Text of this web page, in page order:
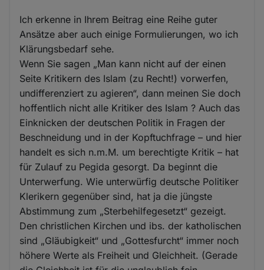
Ich erkenne in Ihrem Beitrag eine Reihe guter
Ansätze aber auch einige Formulierungen, wo ich
Klärungsbedarf sehe.
Wenn Sie sagen „Man kann nicht auf der einen
Seite Kritikern des Islam (zu Recht!) vorwerfen,
undifferenziert zu agieren“, dann meinen Sie doch
hoffentlich nicht alle Kritiker des Islam ? Auch das
Einknicken der deutschen Politik in Fragen der
Beschneidung und in der Kopftuchfrage – und hier
handelt es sich n.m.M. um berechtigte Kritik – hat
für Zulauf zu Pegida gesorgt. Da beginnt die
Unterwerfung. Wie unterwürfig deutsche Politiker
Klerikern gegenüber sind, hat ja die jüngste
Abstimmung zum „Sterbehilfegesetzt“ gezeigt.
Den christlichen Kirchen und ibs. der katholischen
sind „Gläubigkeit“ und „Gottesfurcht“ immer noch
höhere Werte als Freiheit und Gleichheit. (Gerade